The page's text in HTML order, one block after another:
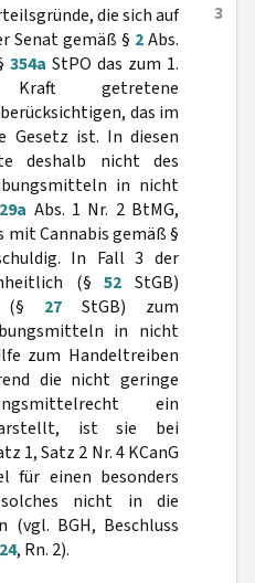
3
die sich auf
Senat gemäß § 2Abs.
354a StPO das zum 1.
getretene
das im
Gesetz ist. In diesen
deshalb nicht des
in nicht
29a Abs. 1 Nr. 2 BtMG,
mit Cannabis gemäß §
In Fall 3 der
(§52 StGB)
(§ 27StGB) zum
in nicht
zum Handeltreiben
die nicht geringe
ein
ist sie bei
1, Satz 2 Nr. 4 KCanG
für einen besonders
nicht in die
(vgl. BGH, Beschluss
, Rn. 2).